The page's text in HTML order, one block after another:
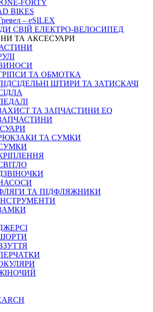
FORTY
BIKES
– eSILEX
СВІЙ ЕЛЕКТРО-ВЕЛОСИПЕД
ТА АКСЕСУАРИ
ТА ОБМОТКА
ШТИРИ ТА ЗАТИСКАЧІ
ТА ЗАПЧАСТИНИ EQ
ТА СУМКИ
ТА ПІДФЛЯЖНИКИ